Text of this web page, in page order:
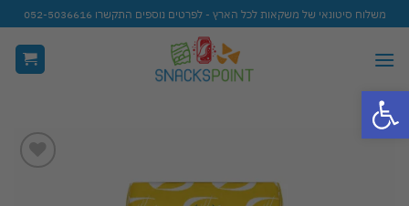
פתח סרגל נגישות
Skip
to
content
משלוח סיטונאי של משקאות לכל הארץ - לפרטים נוספים התקשרו 052-5036616